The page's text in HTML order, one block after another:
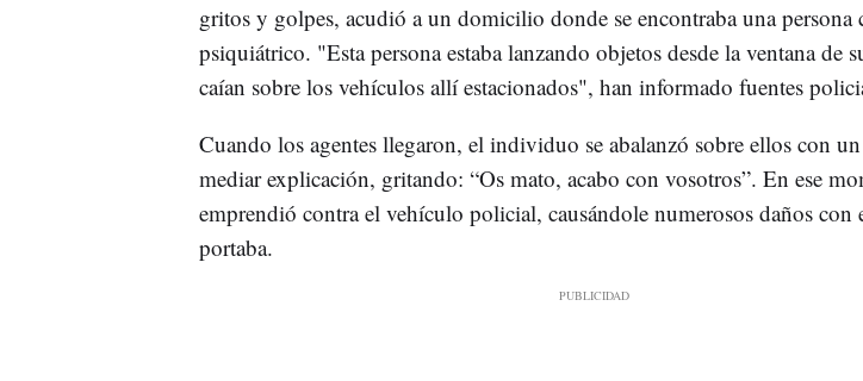
gritos y golpes, acudió a un domicilio donde se encontraba una persona
psiquiátrico. "Esta persona estaba lanzando objetos desde la ventana de
caían sobre los vehículos allí estacionados", han informado fuentes
Cuando los agentes llegaron, el individuo se abalanzó sobre ellos con un
mediar explicación, gritando: “Os mato, acabo con vosotros”. En ese
emprendió contra el vehículo policial, causándole numerosos daños con
portaba.